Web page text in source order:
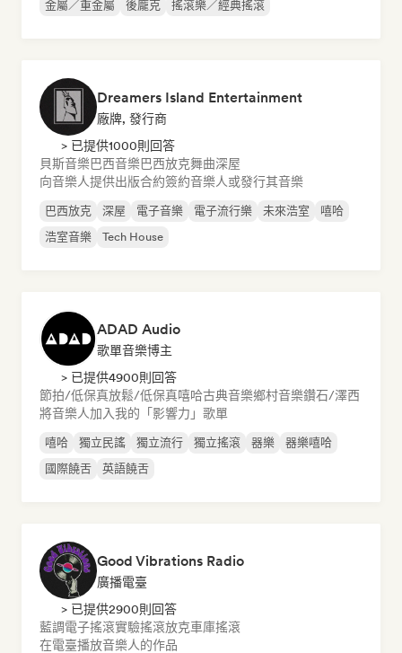
金屬／重金屬
後龐克 搖滾樂／經典搖滾
Dreamers Island Entertainment
廠牌, 發行商
> 已提供1000則回答
貝斯音樂巴西音樂巴西放克舞曲深屋
向音樂人提供出版合約簽約音樂人或發行其音樂
巴西放克 深屋 電子音樂 電子流行樂 未來浩室
嘻哈
浩室音樂
Tech House
ADAD Audio
歌單音樂博主
> 已提供4900則回答
節拍/低保真放鬆/低保真嘻哈古典音樂鄉村音樂鑽石/澤西
將音樂人加入我的「影響力」歌單
嘻哈 獨立民謠 獨立流行 獨立搖滾 器樂
器樂嘻哈
國際饒舌
英語饒舌
Good Vibrations Radio
廣播電臺
> 已提供2900則回答
藍調電子搖滾實驗搖滾放克車庫搖滾
在電臺播放音樂人的作品